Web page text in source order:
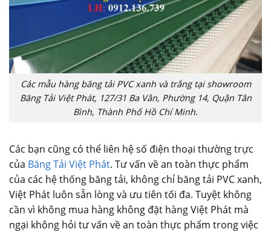
Các mẫu hàng băng tải PVC xanh và trắng tại showroom
Băng Tải Việt Phát, 127/31 Ba Vân, Phường 14, Quận Tân
Bình, Thành Phố Hồ Chí Minh.
Các bạn cũng có thể liên hệ số điện thoại thường trực
của Băng Tải Việt Phát. Tư vấn về an toàn thực phẩm
của các hệ thống băng tải, không chỉ băng tải PVC xanh,
Việt Phát luôn sẵn lòng và ưu tiên tối đa. Tuyệt không
cần vì không mua hàng không đặt hàng Việt Phát mà
ngại không hỏi tư vấn về an toàn thực phẩm trong việc